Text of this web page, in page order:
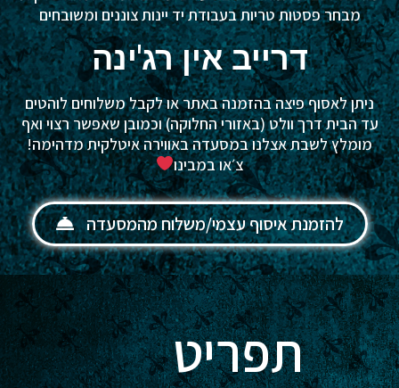
מבחר פסטות טריות בעבודת יד יינות צוננים ומשובחים
דרייב אין רג'ינה
ניתן לאסוף פיצה בהזמנה באתר או לקבל משלוחים לוהטים
עד הבית דרך וולט (באזורי החלוקה) וכמובן שאפשר רצוי ואף
מומלץ לשבת אצלנו במסעדה באווירה איטלקית מדהימה!
צ׳או במבינו
להזמנת איסוף עצמי/משלוח מהמסעדה
תפריט